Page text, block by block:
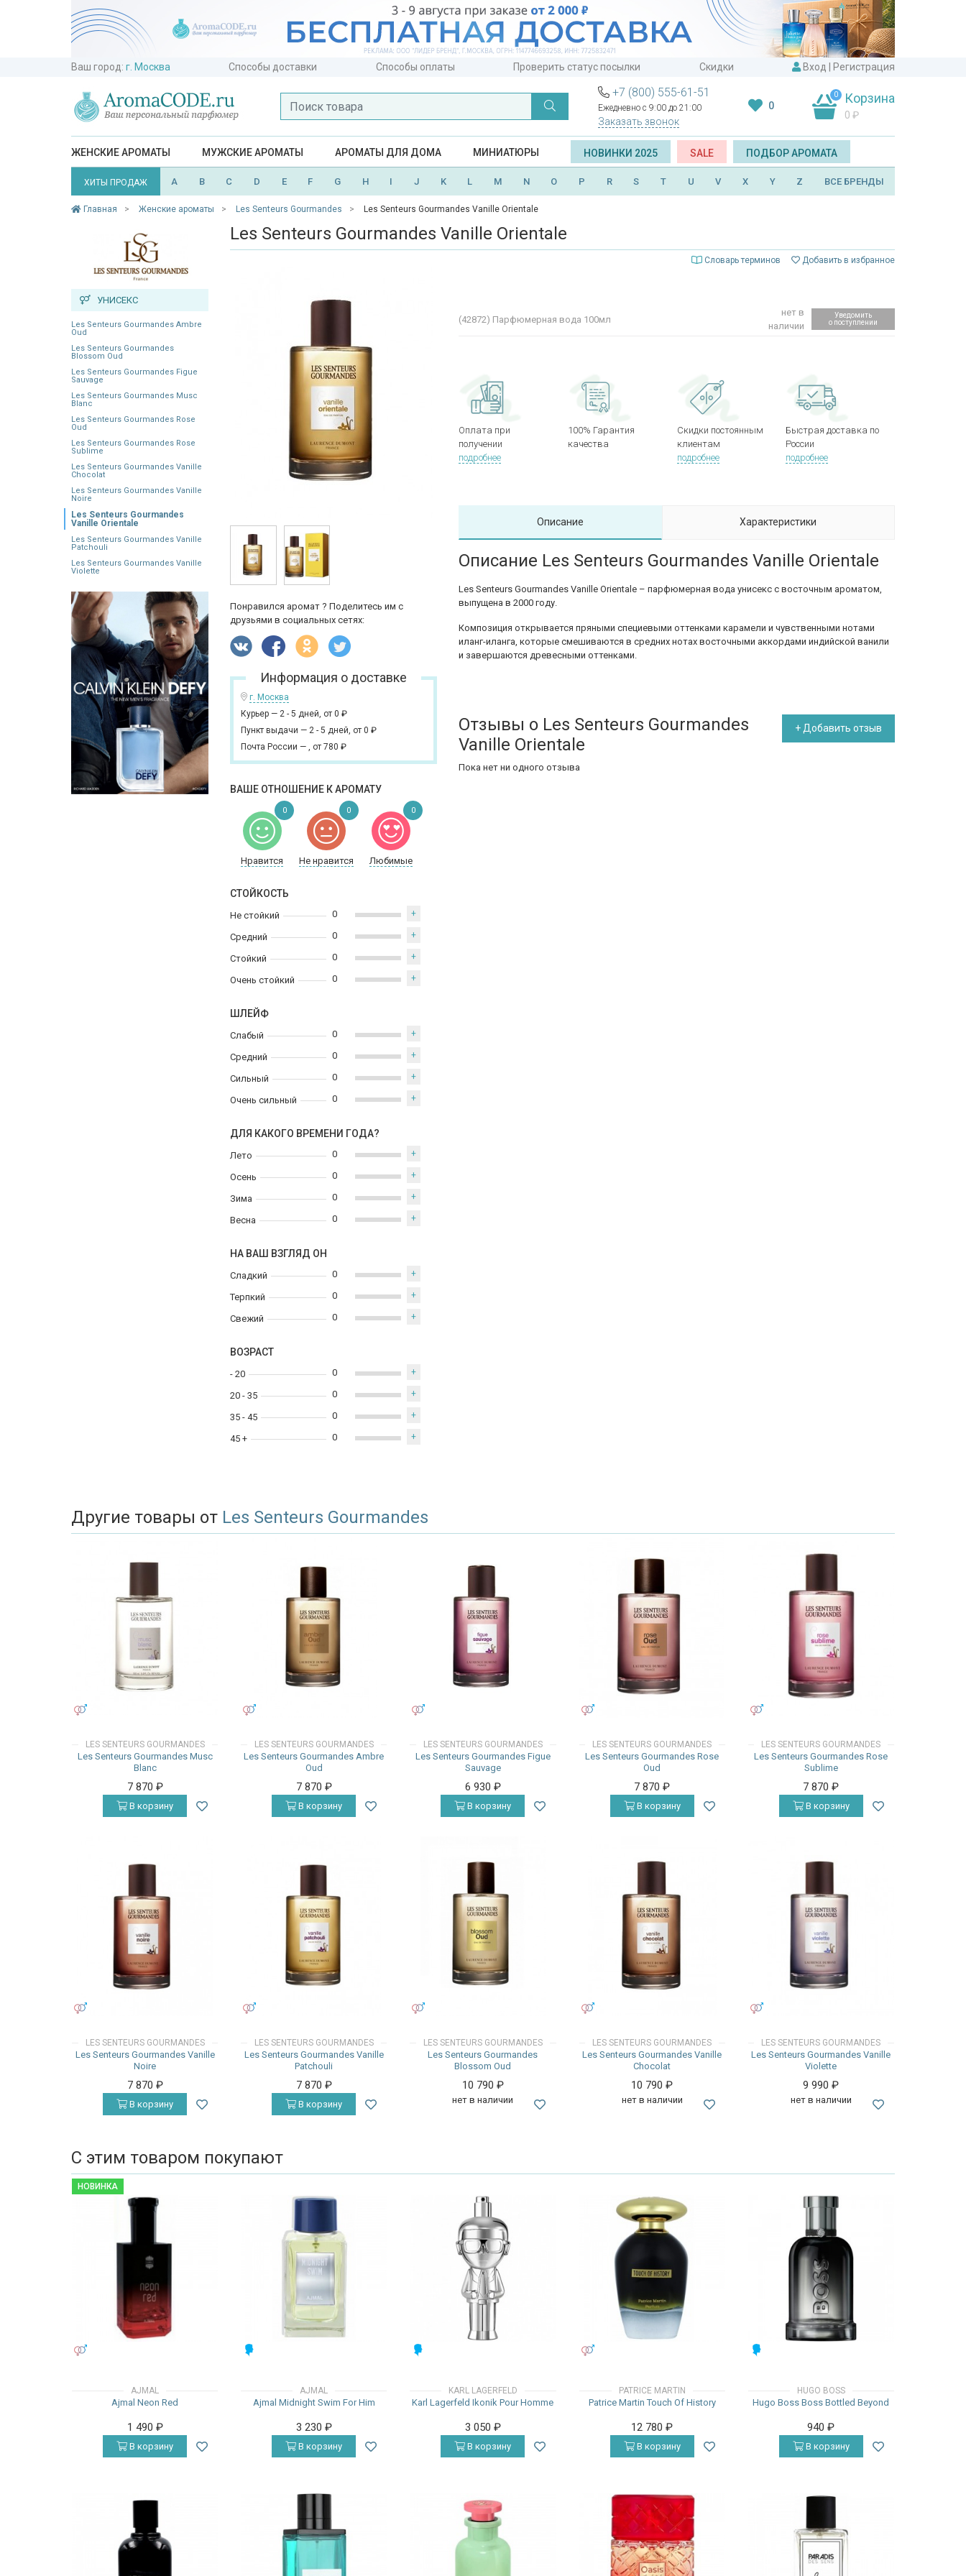
Ваш город: г. Москва Способы доставки Способы оплаты Проверить статус посылки Скидки Вход Регистрация
+7 (800) 555-61-51
Ежедневно с 9:00 до 21:00
Заказать звонок
0
0 Корзина
0 ₽
ЖЕНСКИЕ АРОМАТЫ МУЖСКИЕ АРОМАТЫ АРОМАТЫ ДЛЯ ДОМА МИНИАТЮРЫ НОВИНКИ 2025 SALE ПОДБОР АРОМАТА
ХИТЫ ПРОДАЖ A B C D E F G H I J K L M N O P R S T U V X Y Z ВСЕ БРЕНДЫ
Главная Женские ароматы Les Senteurs Gourmandes Les Senteurs Gourmandes Vanille Orientale
УНИСЕКС
Les Senteurs Gourmandes Ambre
Oud
Les Senteurs Gourmandes
Blossom Oud
Les Senteurs Gourmandes Figue
Sauvage
Les Senteurs Gourmandes Musc
Blanc
Les Senteurs Gourmandes Rose
Oud
Les Senteurs Gourmandes Rose
Sublime
Les Senteurs Gourmandes Vanille
Chocolat
Les Senteurs Gourmandes Vanille
Noire
Les Senteurs Gourmandes
Vanille Orientale
Les Senteurs Gourmandes Vanille
Patchouli
Les Senteurs Gourmandes Vanille
Violette
Les Senteurs Gourmandes Vanille Orientale
Словарь терминов Добавить в избранное
Понравился аромат ? Поделитесь им с
друзьями в социальных сетях:
Информация о доставке
г. Москва
Курьер — 2 - 5 дней, от 0 ₽
Пункт выдачи — 2 - 5 дней, от 0 ₽
Почта России — , от 780 ₽
ВАШЕ ОТНОШЕНИЕ К АРОМАТУ
Нравится Не нравится Любимые
0 0 0
СТОЙКОСТЬ
Не стойкий
Средний
Стойкий
Очень стойкий
0 +
0 +
0 +
0 +
ШЛЕЙФ
Слабый
Средний
Сильный
Очень сильный
0 +
0 +
0 +
0 +
ДЛЯ КАКОГО ВРЕМЕНИ ГОДА?
Лето
Осень
Зима
Весна
0 +
0 +
0 +
0 +
НА ВАШ ВЗГЛЯД ОН
Сладкий
Терпкий
Свежий
0 +
0 +
0 +
ВОЗРАСТ
- 20
20 - 35
35 - 45
45 +
0 +
0 +
0 +
0 +
(42872) Парфюмерная вода 100мл
нет в
наличии
Уведомить
о поступлении
Оплата при
получении
подробнее
100% Гарантия
качества
Скидки постоянным
клиентам
подробнее
Быстрая доставка по
России
подробнее
Описание Характеристики
Описание Les Senteurs Gourmandes Vanille Orientale
Les Senteurs Gourmandes Vanille Orientale – парфюмерная вода унисекс с восточным ароматом,
выпущена в 2000 году.
Композиция открывается пряными специевыми оттенками карамели и чувственными нотами
иланг-иланга, которые смешиваются в средних нотах восточными аккордами индийской ванили
и завершаются древесными оттенками.
Отзывы о Les Senteurs Gourmandes
Vanille Orientale
+ Добавить отзыв
Пока нет ни одного отзыва
Другие товары от Les Senteurs Gourmandes
LES SENTEURS GOURMANDES
Les Senteurs Gourmandes Musc
Blanc
7 870 ₽
В корзину
LES SENTEURS GOURMANDES
Les Senteurs Gourmandes Ambre
Oud
7 870 ₽
В корзину
LES SENTEURS GOURMANDES
Les Senteurs Gourmandes Figue
Sauvage
6 930 ₽
В корзину
LES SENTEURS GOURMANDES
Les Senteurs Gourmandes Rose
Oud
7 870₽
В корзину
LES SENTEURS GOURMANDES
Les Senteurs Gourmandes Rose
Sublime
7 870₽
В корзину
LES SENTEURS GOURMANDES
Les Senteurs Gourmandes Vanille
Noire
7 870 ₽
В корзину
LES SENTEURS GOURMANDES
Les Senteurs Gourmandes Vanille
Patchouli
7 870 ₽
В корзину
LES SENTEURS GOURMANDES
Les Senteurs Gourmandes
Blossom Oud
10 790 ₽
нет в наличии
LES SENTEURS GOURMANDES
Les Senteurs Gourmandes Vanille
Chocolat
10 790₽
нет в наличии
LES SENTEURS GOURMANDES
Les Senteurs Gourmandes Vanille
Violette
9 990₽
нет в наличии
С этим товаром покупают
НОВИНКА
AJMAL
Ajmal Neon Red
1 490 ₽
В корзину
AJMAL
Ajmal Midnight Swim For Him
3 230 ₽
В корзину
KARL LAGERFELD
Karl Lagerfeld Ikonik Pour Homme
3 050 ₽
В корзину
PATRICE MARTIN
Patrice Martin Touch Of History
12 780₽
В корзину
HUGO BOSS
Hugo Boss Boss Bottled Beyond
940₽
В корзину